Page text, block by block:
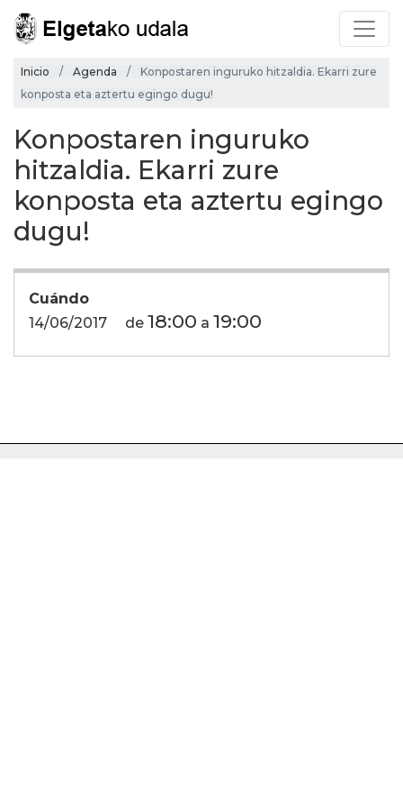
Inicio Agenda
Konpostaren inguruko hitzaldia. Ekarri zure
konposta eta aztertu egingo dugu!
Konpostaren inguruko
hitzaldia. Ekarri zure
konposta eta aztertu egingo
dugu!
Cuándo
14/06/2017
de 18:00 a 19:00